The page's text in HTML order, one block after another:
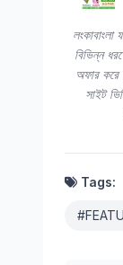
লংকাবাংলা
বিভিন্ন
অফার
সাইট
Tags: